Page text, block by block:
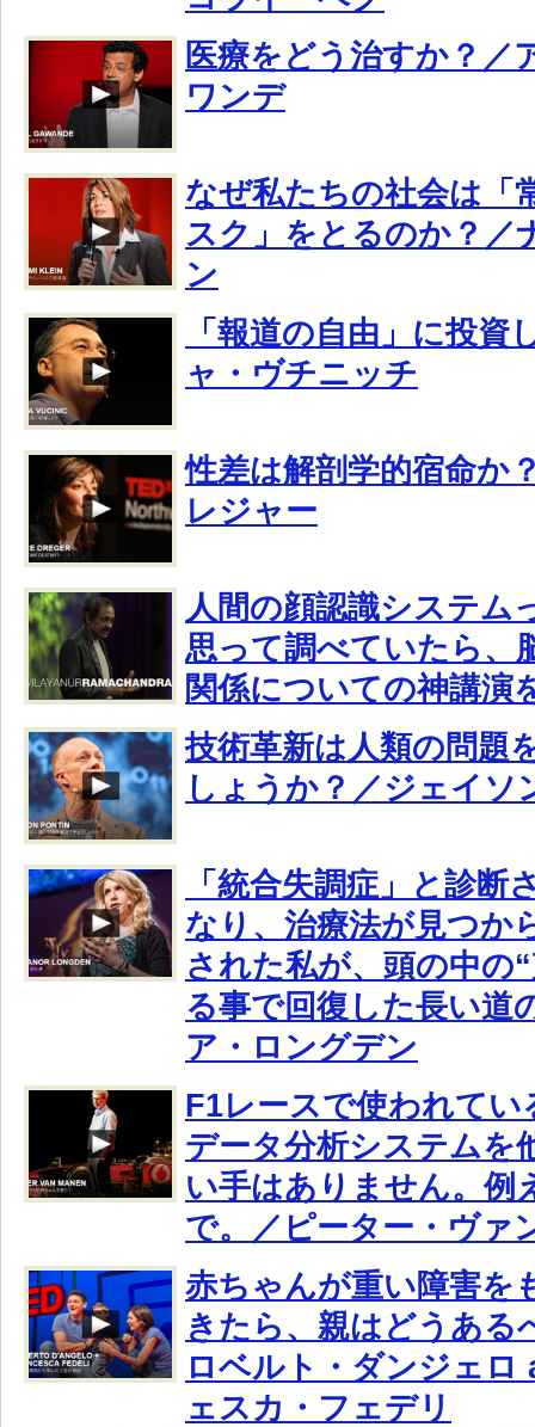
医療をどう治すか？／
ワンデ
なぜ私たちの社会は「
スク」をとるのか？／
ン
「報道の自由」に投資
ャ・ヴチニッチ
性差は解剖学的宿命か
レジャー
人間の顔認識システム
思って調べていたら、
関係についての神講演
技術革新は人類の問題
しょうか？／ジェイソ
「統合失調症」と診断
なり、治療法が見つか
された私が、頭の中の
る事で回復した長い道
ア・ロングデン
F1レースで使われてい
データ分析システムを
い手はありません。例
で。／ピーター・ヴァ
赤ちゃんが重い障害を
きたら、親はどうある
ロベルト・ダンジェロ
ェスカ・フェデリ